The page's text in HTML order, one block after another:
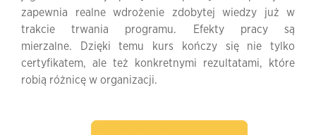
zapewnia realne wdrożenie zdobytej wiedzy już w
trakcie trwania programu. Efekty pracy są
mierzalne. Dzięki temu kurs kończy się nie tylko
certyfikatem, ale też konkretnymi rezultatami, które
robią różnicę w organizacji.